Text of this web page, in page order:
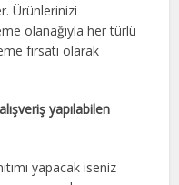
Ürünlerinizi
olanağıyla her türlü
fırsatı olarak
yapılabilen
yapacak iseniz